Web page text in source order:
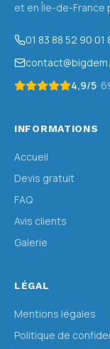
et en Île-de-France
01 83 88 52 90·01
4,9/5·
INFORMATIONS
Accueil
Devis gratuit
FAQ
Avis clients
Galerie
LÉGAL
Mentions légales
Politique de